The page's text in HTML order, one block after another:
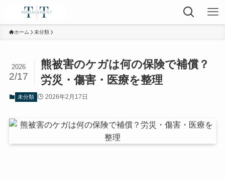
ホーム 未分類
熊被害のケガは何の保険で補償？
労災・傷害・医療を整理
2026
2/17
未分類 2026年2月17日